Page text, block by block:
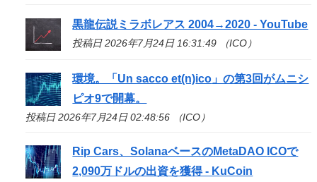
黒龍伝説ミラボレアス 2004→2020 - YouTube
投稿日 2026年7月24日 16:31:49 （ICO）
環境。「Un sacco et(n)ico 」の第3回がムニシ
ピオ9で開幕。
投稿日 2026年7月24日 02:48:56 （ICO）
Rip Cars、SolanaベースのMetaDAO ICOで
2,090万ドルの出資を獲得 - KuCoin